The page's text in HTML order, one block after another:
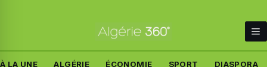
À LA UNE ALGÉRIE ÉCONOMIE SPORT DIASPORA